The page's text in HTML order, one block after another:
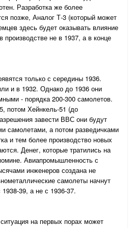
Разработка же более
позже, Аналог Т-3 (который может
здесь будет оказывать влияние
производстве не в 1937, а в конце
только с середины 1936.
и в 1932. Однако до 1936 они
- порядка 200-300 самолетов.
потом Хейнкель-51 (до
завести ВВС они будут
самолетами, а потом разведичками
и тем более производство новых
Денег, которые тратились на
Авиапромышленность с
инженеров создана не
самолеты начнут
39, а не с 1936-37.
на первых порах может